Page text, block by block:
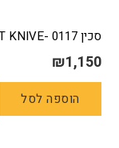
סכין 0117 -ZT KNIVE
₪1,150
הוספה לסל